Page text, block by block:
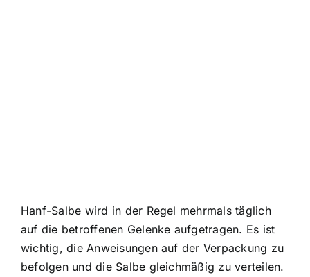
Hanf-Salbe wird in der Regel mehrmals täglich
auf die betroffenen Gelenke aufgetragen. Es ist
wichtig, die Anweisungen auf der Verpackung zu
befolgen und die Salbe gleichmäßig zu verteilen.